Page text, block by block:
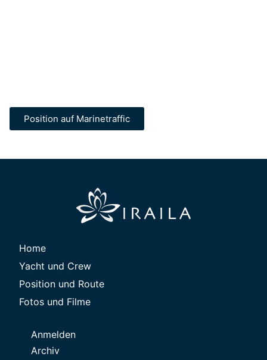
Position auf Marinetraffic
Home
Yacht und Crew
Position und Route
Fotos und Filme
Anmelden
Archiv